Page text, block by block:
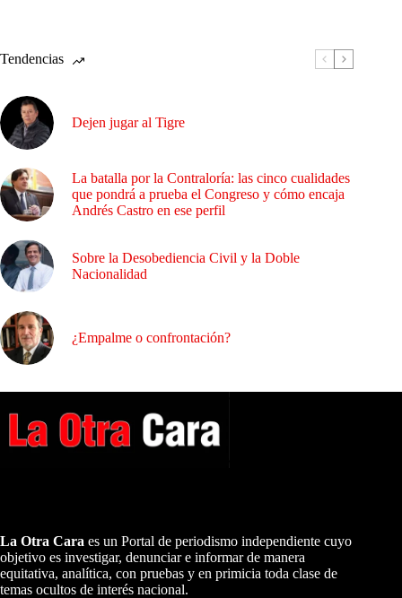
Tendencias
Dejen jugar al Tigre
La batalla por la Contraloría: las cinco cualidades
que pondrá a prueba el Congreso y cómo encaja
Andrés Castro en ese perfil
Sobre la Desobediencia Civil y la Doble
Nacionalidad
¿Empalme o confrontación?
La Otra Cara es un Portal de periodismo independiente cuyo
objetivo es investigar, denunciar e informar de manera
equitativa, analítica, con pruebas y en primicia toda clase de
temas ocultos de interés nacional.